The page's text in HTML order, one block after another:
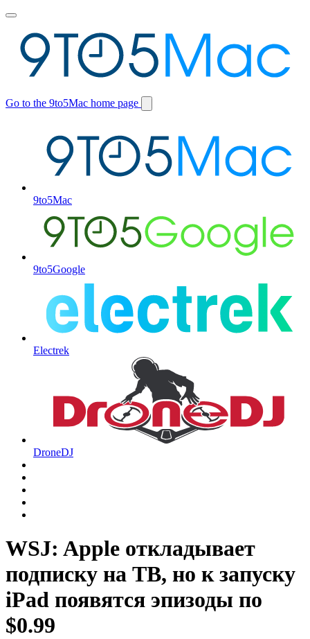
Toggle
menu
Go to the 9to5Mac home page
Switch
9to5Mac
9to5Google
Electrek
DroneDJ
WSJ: Apple откладывает
подписку на ТВ, но к запуску
iPad появятся эпизоды по
$0.99